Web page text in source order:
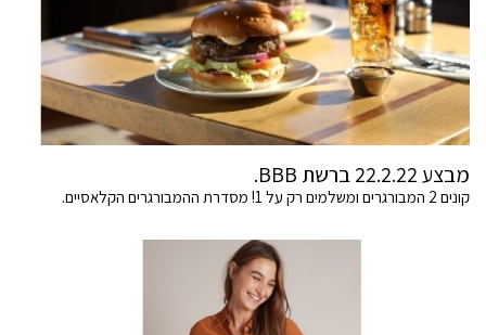
מבצע 22.2.22 ברשת BBB.
קונים 2 המבורגרים ומשלמים רק על 1! מסדרת ההמבורגרים הקלאסיים.